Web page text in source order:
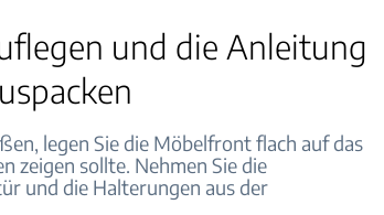
und die Anleitung
legen Sie die Möbelfront flach auf das
zeigen sollte. Nehmen Sie die
und die Halterungen aus der